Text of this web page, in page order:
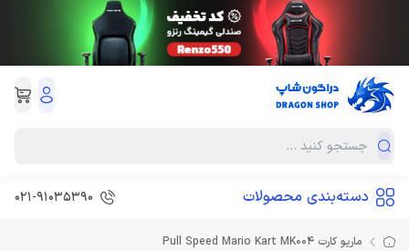
دسته‌بندی محصولات 021-91035390
ماریو کارت Pull Speed Mario Kart MK004